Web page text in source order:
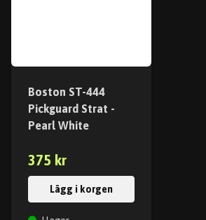
Boston ST-444
Pickguard Strat -
Pearl White
375 kr
Lägg i korgen